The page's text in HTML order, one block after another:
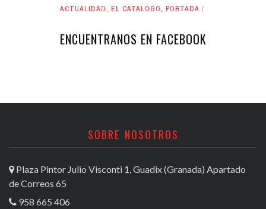
ACTUALIDAD, EL CATÁLOGO, PORTADA
ENCUENTRANOS EN FACEBOOK
SOBRE NOSOTROS
Plaza Pintor Julio Visconti 1, Guadix (Granada) Apartado
de Correos 65
958 665 406